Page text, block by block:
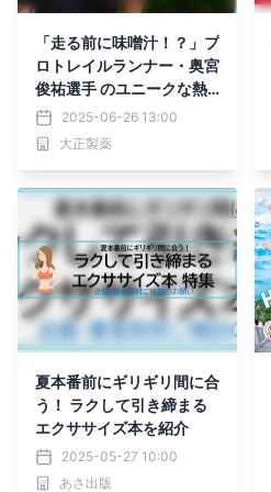
「走る前に味噌汁！？」プ
ロトレイルランナー・奥宮
俊祐選手 のユニークな熱
中症対策とは
2025-06-26 13:00
大正製薬
夏本番前にギリギリ間に合
う！ ラクして引き締まる
エクササイズ本を紹介
2025-05-27 10:00
あさ出版